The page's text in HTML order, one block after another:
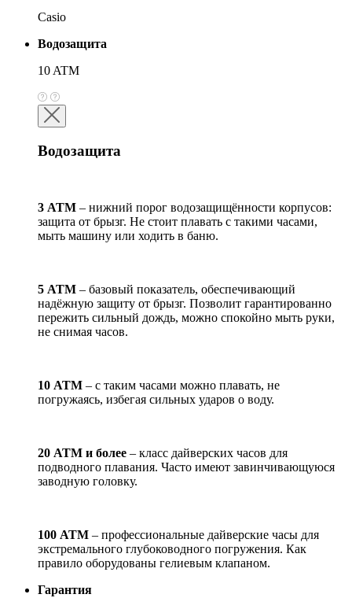
Casio
Водозащита
10 ATM
Водозащита
3 АТМ – нижний порог водозащищённости корпусов:
защита от брызг. Не стоит плавать с такими часами,
мыть машину или ходить в баню.
5 АТМ – базовый показатель, обеспечивающий
надёжную защиту от брызг. Позволит гарантированно
пережить сильный дождь, можно спокойно мыть руки,
не снимая часов.
10 АТМ – с таким часами можно плавать, не
погружаясь, избегая сильных ударов о воду.
20 АТМ и более – класс дайверских часов для
подводного плавания. Часто имеют завинчивающуюся
заводную головку.
100 АТМ – профессиональные дайверские часы для
экстремального глубоководного погружения. Как
правило оборудованы гелиевым клапаном.
Гарантия